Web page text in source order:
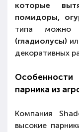
которые
помидоры,
типа можно
(гладиолусы)
декоративных
парника из
Компания
высокие